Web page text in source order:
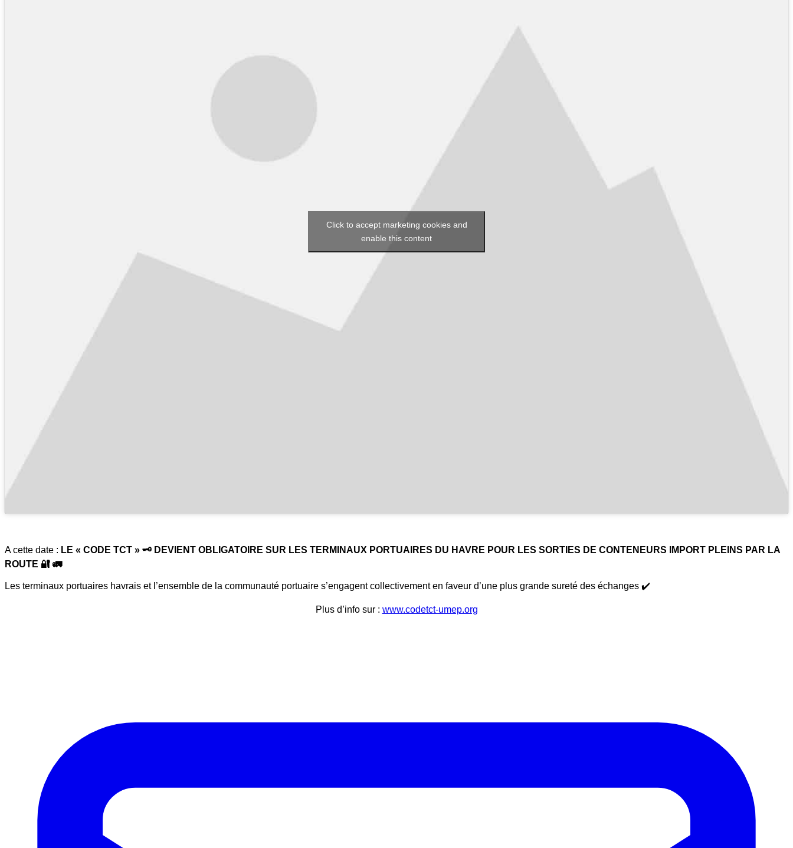
Click to accept marketing cookies and
enable this content
A cette date : LE « CODE TCT » 🗝️ DEVIENT OBLIGATOIRE SUR LES TERMINAUX PORTUAIRES DU HAVRE POUR LES SORTIES DE CONTENEURS IMPORT PLEINS PAR LA
ROUTE 🔐 🚛
Les terminaux portuaires havrais et l’ensemble de la communauté portuaire s’engagent collectivement en faveur d’une plus grande sureté des échanges ✔️
Plus d’info sur : www.codetct-umep.org